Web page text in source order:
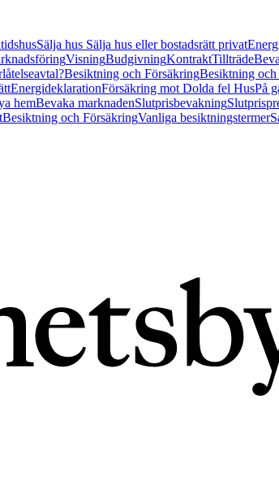
Sälja hus Sälja hus eller bostadsrätt privat
VisningBudgivningKontraktTillträde
Besiktning och FörsäkringBesiktning
EnergideklarationFörsäkring mot Dolda fel HusPå
hemBevaka marknadenSlutprisbevakning
Besiktning och FörsäkringVanliga besiktningstermer